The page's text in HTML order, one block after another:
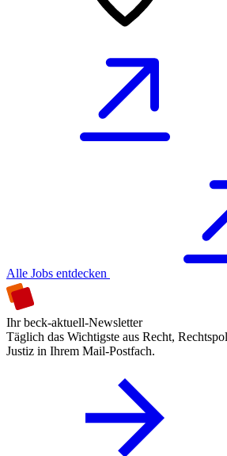
Alle Jobs entdecken
Ihr beck-aktuell-Newsletter
Täglich das Wichtigste aus Recht,
Justiz in Ihrem Mail-Postfach.